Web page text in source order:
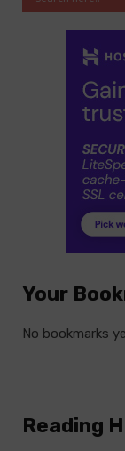
Your
No bookmarks
Reading